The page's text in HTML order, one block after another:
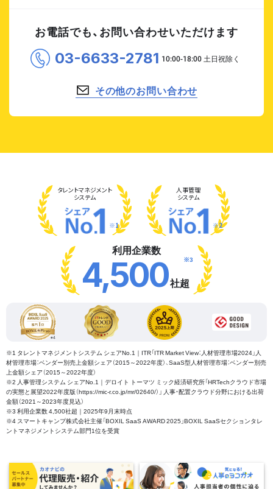
お電話でも、お問い合わせいただけます
03-6633-2781
その他のお問い合わせ
タレントマネジメント
システム
※1
人事管理
システム
※2
利用企業数
4,500社超
※3
※1 タレントマネジメントシステム シェアNo.1｜ITR「ITR Market View：人材管理市場2024」人
材管理市場：ベンダー別売上金額シェア（2015～2022年度）、SaaS型人材管理市場：ベンダー別売
上金額シェア（2015～2022年度）
※2 人事管理システム シェアNo.1｜デロイト トーマツ ミック経済研究所「HRTechクラウド市場
の実態と展望2022年度版（https://mic-r.co.jp/mr/02640/）」 人事・配置クラウド分野における出荷
金額（2021～2023年度見込）
※3 利用企業数 4,500社超｜2025年9月末時点
※4 スマートキャンプ株式会社主催「BOXIL SaaS AWARD 2025」BOXIL SaaSセクションタレ
ントマネジメントシステム部門1位を受賞